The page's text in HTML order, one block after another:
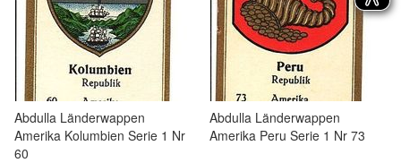
Abdulla Länderwappen
Amerika Kolumbien Serie 1 Nr
60
Abdulla Länderwappen
Amerika Peru Serie 1 Nr 73